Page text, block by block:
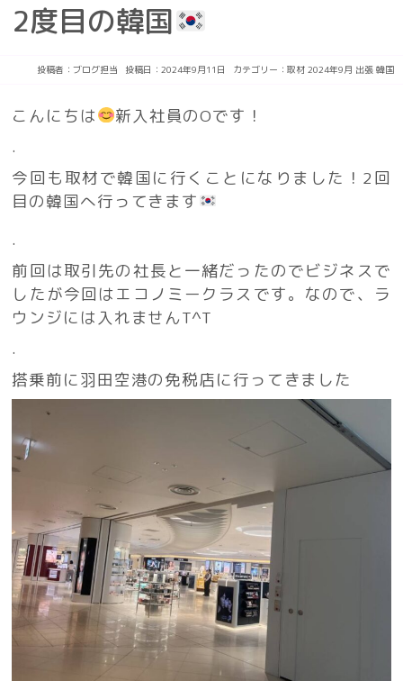
2度目の韓国
投稿者： ブログ担当 投稿日：2024年9月11日 カテゴリー： 取材 2024年9月 出張 韓国
こんにちは
新入社員のOです！
.
今回も取材で韓国に行くことになりました！2回
目の韓国へ行ってきます
.
前回は取引先の社長と一緒だったのでビジネスで
したが今回はエコノミークラスです。なので、ラ
ウンジには入れませんT^T
.
搭乗前に羽田空港の免税店に行ってきました